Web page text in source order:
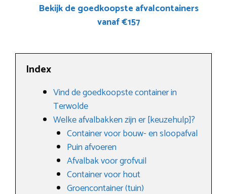
Bekijk de goedkoopste afvalcontainers
vanaf €157
Index
Vind de goedkoopste container in
Terwolde
Welke afvalbakken zijn er [keuzehulp]?
Container voor bouw- en sloopafval
Puin afvoeren
Afvalbak voor grofvuil
Container voor hout
Groencontainer (tuin)